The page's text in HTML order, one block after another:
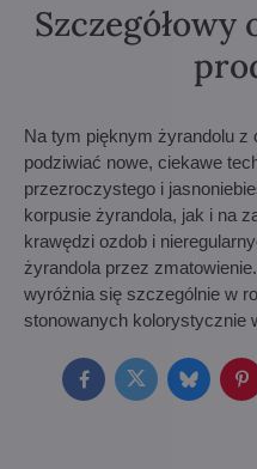
Na tym pięknym żyrandolu
podziwiać nowe, ciekawe
przezroczystego i
korpusie żyrandola, jak i na
krawędzi ozdob i
żyrandola przez
wyróżnia się szczególnie w
stonowanych kolorystycznie
FacebookTwitterBluesky